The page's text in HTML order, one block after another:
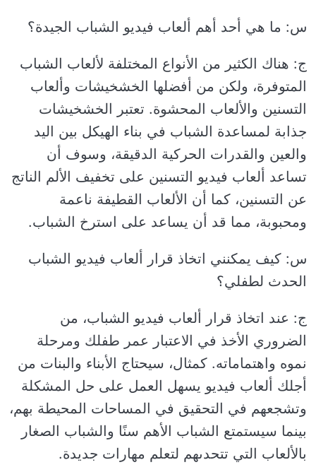
س: ما هي أحد أهم ألعاب فيديو الشباب الجيدة؟
ج: هناك الكثير من الأنواع المختلفة لألعاب الشباب
المتوفرة، ولكن من أفضلها الخشخيشات وألعاب
التسنين والألعاب المحشوة. تعتبر الخشخيشات
جذابة لمساعدة الشباب في بناء الهيكل بين اليد
والعين والقدرات الحركية الدقيقة، وسوف أن
تساعد ألعاب فيديو التسنين على تخفيف الألم الناتج
عن التسنين، كما أن الألعاب القطيفة ناعمة
ومحبوبة، مما قد أن يساعد على استرخ الشباب.
س: كيف يمكنني اتخاذ قرار ألعاب فيديو الشباب
الحدث لطفلي؟
ج: عند اتخاذ قرار ألعاب فيديو الشباب، من
الضروري الأخذ في الاعتبار عمر طفلك ومرحلة
نموه واهتماماته. كمثال، سيحتاج الأبناء والبنات من
أجلك ألعاب فيديو يسهل العمل على حل المشكلة
وتشجعهم في التحقيق في المساحات المحيطة بهم،
بينما سيستمتع الشباب الأهم سنًا والشباب الصغار
بالألعاب التي تتحدىهم لتعلم مهارات جديدة.